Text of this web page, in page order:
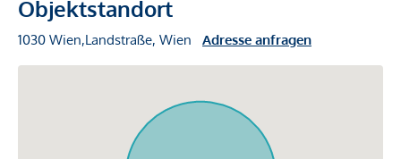
Objektstandort
1030 Wien,Landstraße, Wien Adresse anfragen